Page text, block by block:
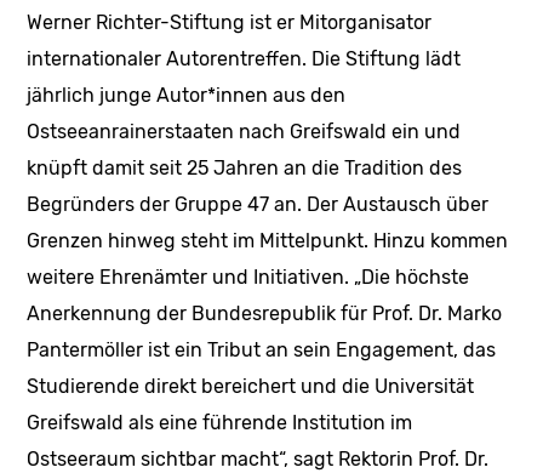
Werner Richter-Stiftung ist er Mitorganisator
internationaler Autorentreffen. Die Stiftung lädt
jährlich junge Autor*innen aus den
Ostseeanrainerstaaten nach Greifswald ein und
knüpft damit seit 25 Jahren an die Tradition des
Begründers der Gruppe 47 an. Der Austausch über
Grenzen hinweg steht im Mittelpunkt. Hinzu kommen
weitere Ehrenämter und Initiativen. „Die höchste
Anerkennung der Bundesrepublik für Prof. Dr. Marko
Pantermöller ist ein Tribut an sein Engagement, das
Studierende direkt bereichert und die Universität
Greifswald als eine führende Institution im
Ostseeraum sichtbar macht“, sagt Rektorin Prof. Dr.